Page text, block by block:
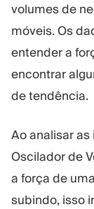
volumes de
móveis. Os
entender a
encontrar
de tendência.
Ao analisar
Oscilador de
a força de
subindo, isso